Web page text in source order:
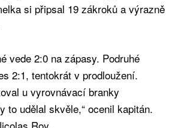
si připsal 19 zákroků a výrazně
vede 2:0 na zápasy. Podruhé
2:1, tentokrát v prodloužení.
u vyrovnávací branky
to udělal skvěle,“ ocenil kapitán.